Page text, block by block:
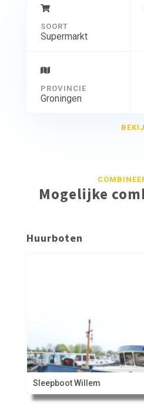
SOORT
Supermarkt
PROVINCIE
Groningen
Mogelijke
Huurboten
Sleepboot Willem